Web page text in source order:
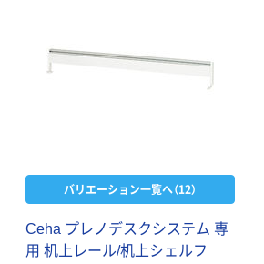
バリエーション一覧へ（12）
Ceha プレノデスクシステム 専
用 机上レール/机上シェルフ